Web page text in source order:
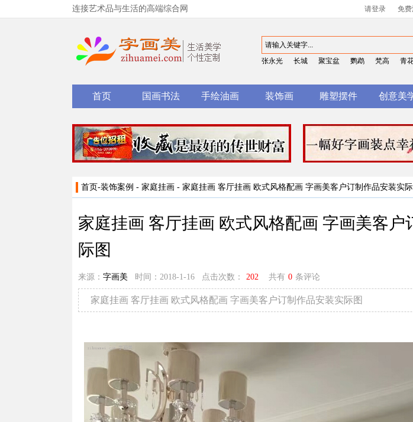
连接艺术品与生活的高端综合网 请登录 免
张永光 长城 聚宝盆 鹦鹉 梵高 青
首页 国画书法 手绘油画 装饰画 雕塑摆件 创意美
首页-装饰案例 - 家庭挂画 - 家庭挂画 客厅挂画 欧式风格配画 字画美客户订制作品安装实
家庭挂画 客厅挂画 欧式风格配画 字画美客户
际图
来源： 字画美 时间：2018-1-16 点击次数： 202 共有 0 条评论
家庭挂画 客厅挂画 欧式风格配画 字画美客户订制作品安装实际图